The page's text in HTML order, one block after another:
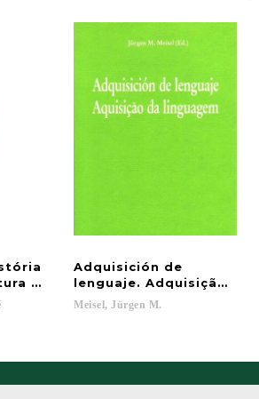
Portuguesas
Adquisición de
lenguaje. Adquisição da
Meisel, Jürgen M.